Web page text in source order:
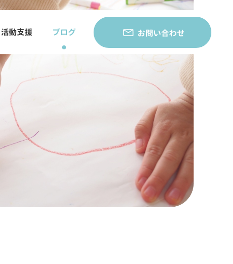
活動支援 ブログ お問い合わせ